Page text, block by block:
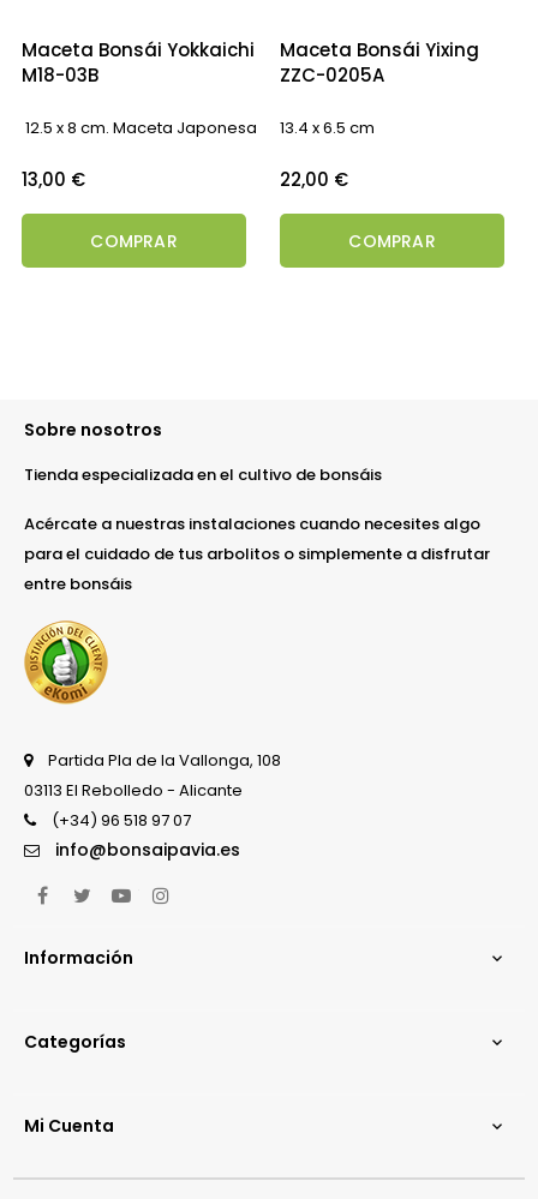
Maceta Bonsái Yokkaichi
M18-03B
12.5 x 8 cm. Maceta Japonesa
Precio
13,00 €
COMPRAR
Maceta Bonsái Yixing
ZZC-0205A
13.4 x 6.5 cm
Precio
22,00 €
COMPRAR
Sobre nosotros
Tienda especializada en el cultivo de bonsáis
Acércate a nuestras instalaciones cuando necesites algo
para el cuidado de tus arbolitos o simplemente a disfrutar
entre bonsáis
Partida Pla de la Vallonga, 108
03113 El Rebolledo - Alicante
(+34) 96 518 97 07
info@bonsaipavia.es
FacebookTwitterYouTube
Información 
Categorías 
Mi Cuenta 